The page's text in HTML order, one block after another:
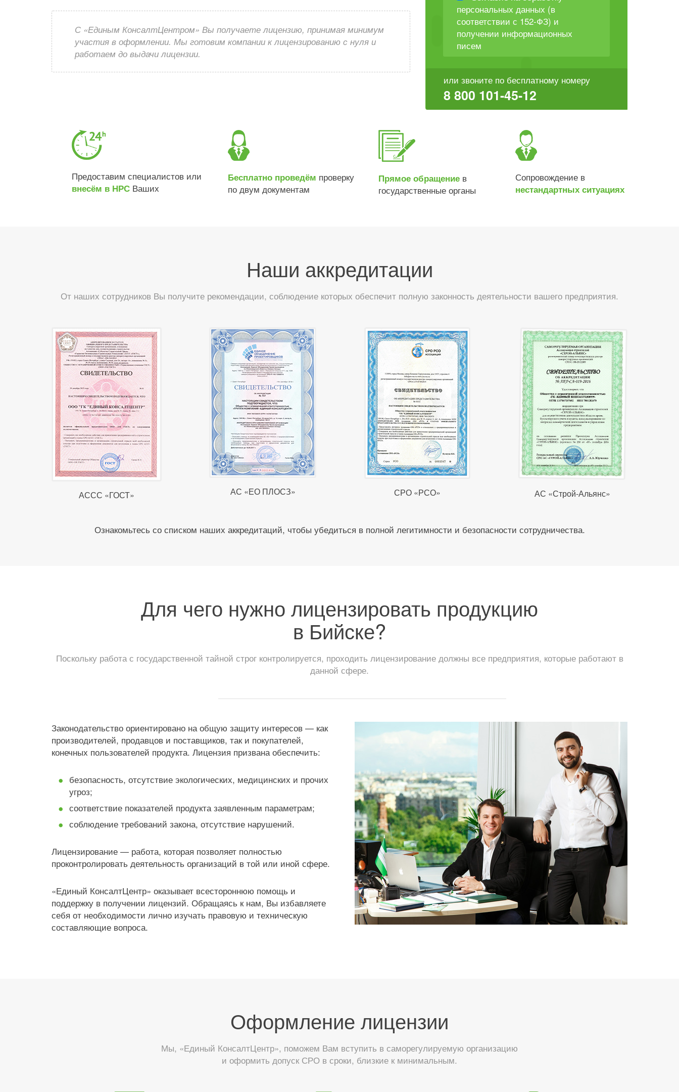
С «Единым КонсалтЦентром» Вы получаете лицензию, принимая минимум
участия в оформлении. Мы готовим компании к лицензированию с нуля и
работаем до выдачи лицензии.
персональных данных (в
соответствии с 152-ФЗ) и
получении информационных
писем
или звоните по бесплатному номеру
8 800 101-45-12
Предоставим специалистов или
внесём в НРС Ваших
Бесплатно проведём проверку
по двум документам
Прямое обращение в
государственные органы
Сопровождение в
нестандартных ситуациях
Наши аккредитации
От наших сотрудников Вы получите рекомендации, соблюдение которых обеспечит полную законность деятельности вашего предприятия.
АССС «ГОСТ» АС «ЕО ПЛОСЗ» СРО «РСО» АС «Строй-Альянс»
Ознакомьтесь со списком наших аккредитаций, чтобы убедиться в полной легитимности и безопасности сотрудничества.
Для чего нужно лицензировать продукцию
в Бийске?
Поскольку работа с государственной тайной строг контролируется, проходить лицензирование должны все предприятия, которые работают в
данной сфере.
Законодательство ориентировано на общую защиту интересов — как
производителей, продавцов и поставщиков, так и покупателей,
конечных пользователей продукта. Лицензия призвана обеспечить:
безопасность, отсутствие экологических, медицинских и прочих
угроз;
соответствие показателей продукта заявленным параметрам;
соблюдение требований закона, отсутствие нарушений.
Лицензирование — работа, которая позволяет полностью
проконтролировать деятельность организаций в той или иной сфере.
«Единый КонсалтЦентр» оказывает всестороннюю помощь и
поддержку в получении лицензий. Обращаясь к нам, Вы избавляете
себя от необходимости лично изучать правовую и техническую
составляющие вопроса.
Оформление лицензии
Мы, «Единый КонсалтЦентр», поможем Вам вступить в саморегулируемую организацию
и оформить допуск СРО в сроки, близкие к минимальным.